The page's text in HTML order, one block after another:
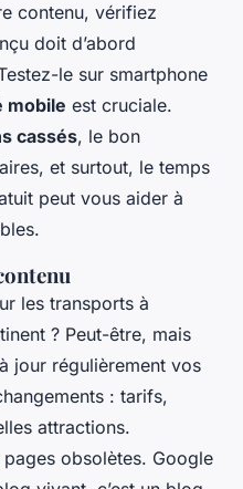
contenu, vérifiez
doit d’abord
le sur smartphone
mobile est cruciale.
cassés, le bon
et surtout, le temps
peut vous aider à
les transports à
? Peut-être, mais
jour régulièrement vos
: tarifs,
attractions.
obsolètes. Google